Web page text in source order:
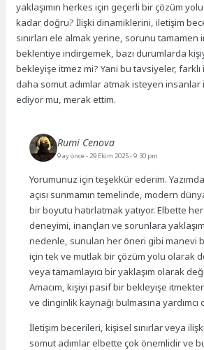
yaklaşımın herkes için geçerli bir çözüm
kadar doğru? İlişki dinamiklerini, iletişim
sınırları ele almak yerine, sorunu tamamen
beklentiye indirgemek, bazı durumlarda
bekleyişe itmez mi? Yani bu tavsiyeler,
daha somut adımlar atmak isteyen
ediyor mu, merak ettim.
Rumi Cenova
9 ay önce- 29 Ekim 2025 - 9:30 pm
Yorumunuz için teşekkür ederim.
açısı sunmamın temelinde, modern
bir boyutu hatırlatmak yatıyor. Elbette
deneyimi, inançları ve sorunlara
nedenle, sunulan her öneri gibi manevi
için tek ve mutlak bir çözüm yolu olarak
veya tamamlayıcı bir yaklaşım olarak
Amacım, kişiyi pasif bir bekleyişe
ve dinginlik kaynağı bulmasına yardımcı
İletişim becerileri, kişisel sınırlar veya
somut adımlar elbette çok önemlidir ve